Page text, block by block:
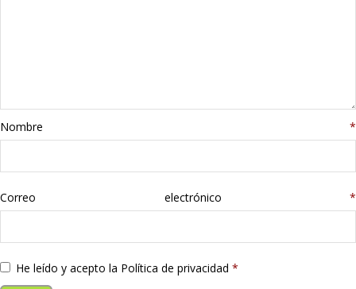
libros
Nombre *
Correo electrónico *
He leído y acepto la Política de privacidad *